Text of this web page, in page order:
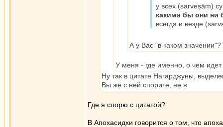
у всех (sarveṣāṃ)
какими бы они ни
всегда и везде
А у Вас "в каком значении"?
У меня - где именно, о чем идет
Ну так в цитате Нагарджуны,
Вы же с ней спорите, не я
Где я спорю с цитатой?
В Апохасидхи говорится о том, что